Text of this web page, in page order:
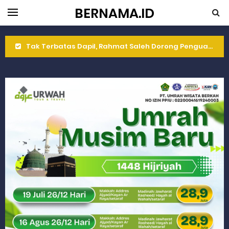
BERNAMA.ID
Tak Terbatas Dapil, Rahmat Saleh Dorong Penguatan Pertanian di Kabupaten Agam
Rahmat Saleh Resmikan Hunian Tetap KARTA untuk Korban Banjir Bandang di Sumbar
Gelar Musdalub, Ini Tujuan Partai Demokrat Sumbar
Wakili Gubernur Sumbar, Kabiro Kesra Hadiri dan Berikan Arahan pada MTQ Nasional ke-50 Tingkat Kec. Sungai Limau
RELIS KEJAKSAAN TINGGI SUMATERA BARAT
RELIS KEJAKSAAN TINGGI SUMATERA BARAT
RELIS KEJAKSAAN TINGGI SUMATERA BARAT
Peringati Hari Koperasi ke-79, Wagub Sumbar Dorong Koperasi Jadi Motor Penggerak Ekonomi Rakyat